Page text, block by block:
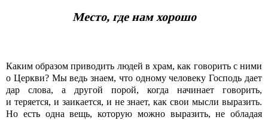
Место, где нам хорошо
Каким образом приводить людей в храм, как говорить с ними
о Церкви? Мы ведь знаем, что одному человеку Господь дает
дар слова, а другой порой, когда начинает говорить,
и теряется, и заикается, и не знает, как свои мысли выразить.
Но есть одна вещь, которую можно выразить, не обладая